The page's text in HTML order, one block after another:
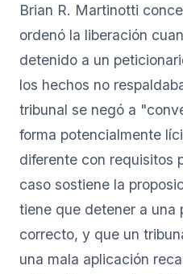
Brian R. Martinotti
ordenó la liberación
detenido a un
los hechos no
tribunal se negó a
forma potencialmente
diferente con requisitos
caso sostiene la
tiene que detener a una
correcto, y que un
una mala aplicación